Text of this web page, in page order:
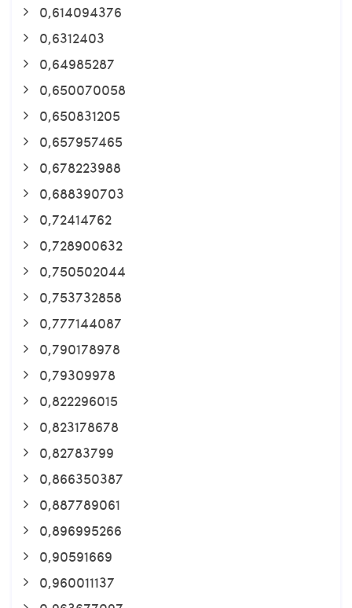
0,614094376
0,6312403
0,64985287
0,650070058
0,650831205
0,657957465
0,678223988
0,688390703
0,72414762
0,728900632
0,750502044
0,753732858
0,777144087
0,790178978
0,79309978
0,822296015
0,823178678
0,82783799
0,866350387
0,887789061
0,896995266
0,90591669
0,960011137